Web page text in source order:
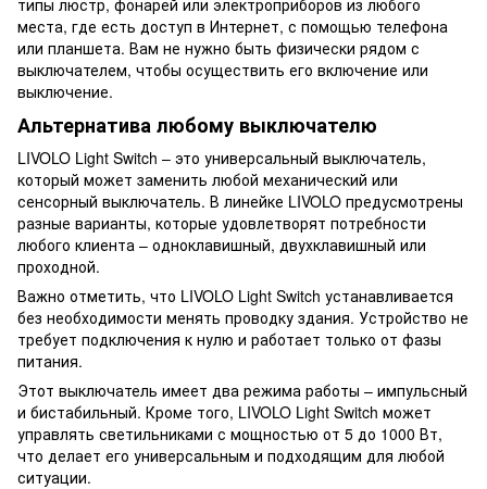
места, где есть доступ в Интернет, с помощью телефона
или планшета. Вам не нужно быть физически рядом с
выключателем, чтобы осуществить его включение или
выключение.
Альтернатива любому выключателю
LIVOLO Light Switch – это универсальный выключатель,
который может заменить любой механический или
сенсорный выключатель. В линейке LIVOLO предусмотрены
разные варианты, которые удовлетворят потребности
любого клиента – одноклавишный, двухклавишный или
проходной.
Важно отметить, что LIVOLO Light Switch устанавливается
без необходимости менять проводку здания. Устройство не
требует подключения к нулю и работает только от фазы
питания.
Этот выключатель имеет два режима работы – импульсный
и бистабильный. Кроме того, LIVOLO Light Switch может
управлять светильниками с мощностью от 5 до 1000 Вт,
что делает его универсальным и подходящим для любой
ситуации.